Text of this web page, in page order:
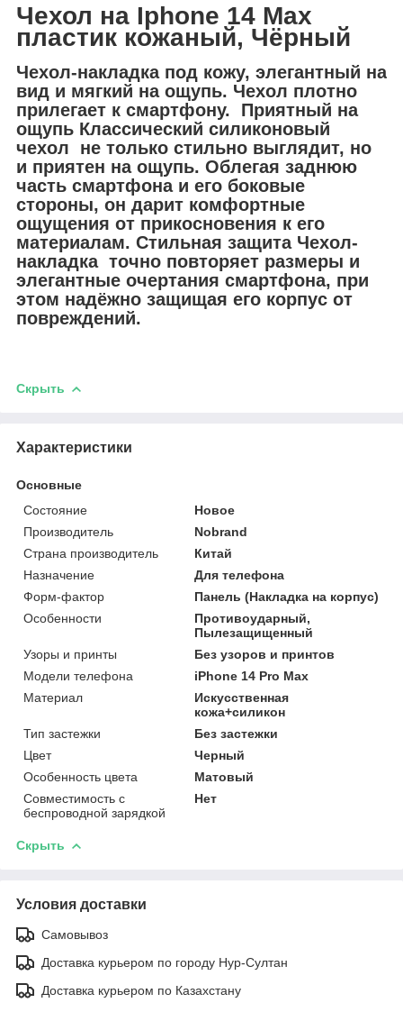
Чехол на Iphone 14 Max
пластик кожаный, Чёрный
Чехол-накладка под кожу, элегантный на
вид и мягкий на ощупь. Чехол плотно
прилегает к смартфону. Приятный на
ощупь Классический силиконовый
чехол не только стильно выглядит, но
и приятен на ощупь. Облегая заднюю
часть смартфона и его боковые
стороны, он дарит комфортные
ощущения от прикосновения к его
материалам. Стильная защита Чехол-
накладка точно повторяет размеры и
элегантные очертания смартфона, при
этом надёжно защищая его корпус от
повреждений.
Скрыть
Характеристики
Основные
Состояние
Новое
Производитель
Nobrand
Страна производитель
Китай
Назначение
Для телефона
Форм-фактор
Панель (Накладка на корпус)
Особенности
Противоударный,
Пылезащищенный
Узоры и принты
Без узоров и принтов
Модели телефона
iPhone 14 Pro Max
Материал
Искусственная
кожа+силикон
Тип застежки
Без застежки
Цвет
Черный
Особенность цвета
Матовый
Совместимость с
беспроводной зарядкой
Нет
Скрыть
Условия доставки
Самовывоз
Доставка курьером по городу Нур-Султан
Доставка курьером по Казахстану